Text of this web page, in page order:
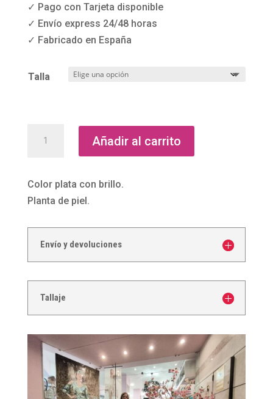
✓ Pago con Tarjeta disponible
✓ Envío express 24/48 horas
✓ Fabricado en España
Talla
tacón
cuadrado
Vintage
cantidad
Añadir al carrito
Color plata con brillo.
Planta de piel.
Envío y devoluciones
Tallaje